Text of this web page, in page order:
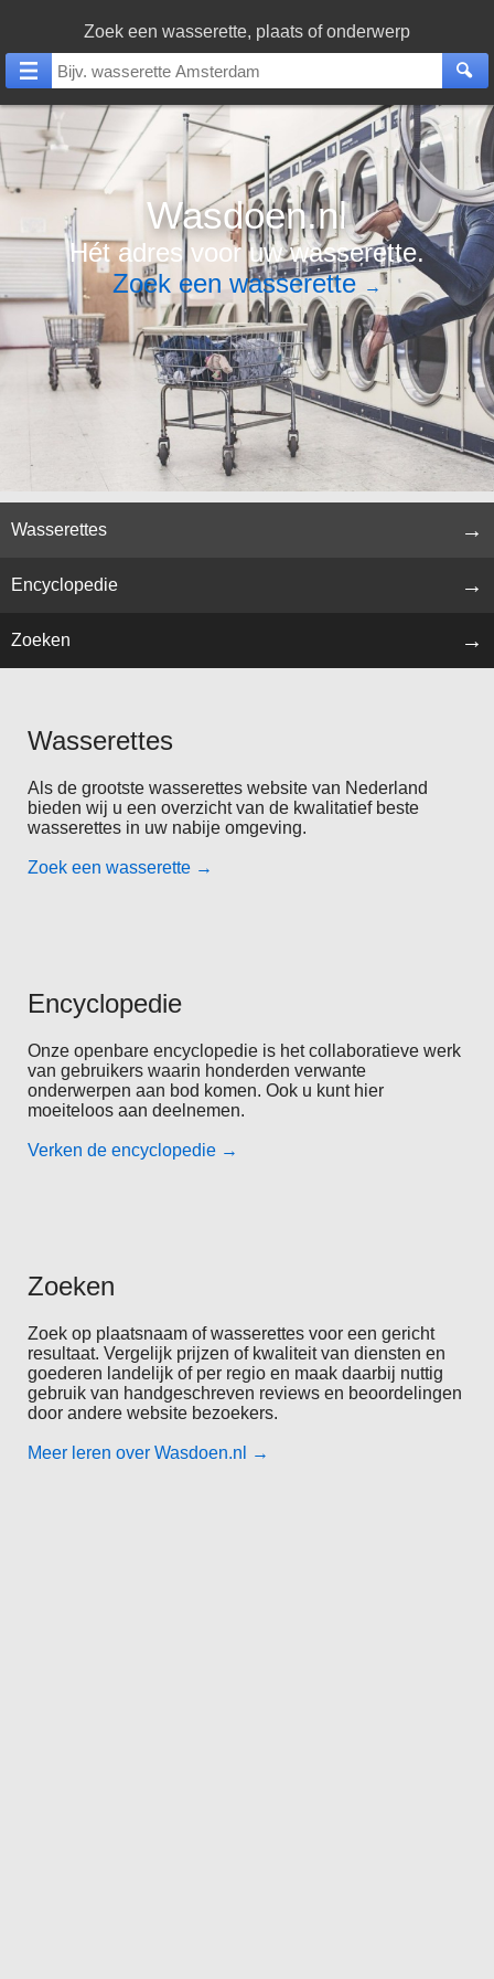
Zoek een wasserette, plaats of onderwerp
Wasdoen.nl
Hét adres voor uw wasserette.
Zoek een wasserette →
Wasserettes
Encyclopedie
Zoeken
Wasserettes
Als de grootste wasserettes website van Nederland
bieden wij u een overzicht van de kwalitatief beste
wasserettes in uw nabije omgeving.
Zoek een wasserette →
Encyclopedie
Onze openbare encyclopedie is het collaboratieve werk
van gebruikers waarin honderden verwante
onderwerpen aan bod komen. Ook u kunt hier
moeiteloos aan deelnemen.
Verken de encyclopedie →
Zoeken
Zoek op plaatsnaam of wasserettes voor een gericht
resultaat. Vergelijk prijzen of kwaliteit van diensten en
goederen landelijk of per regio en maak daarbij nuttig
gebruik van handgeschreven reviews en beoordelingen
door andere website bezoekers.
Meer leren over Wasdoen.nl →